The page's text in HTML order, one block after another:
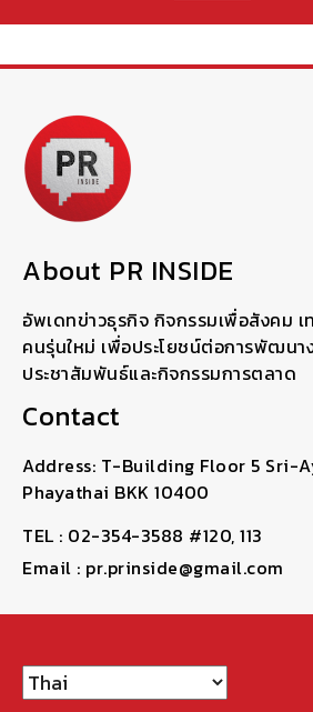
About PR INSIDE
อัพเดทข่าวธุรกิจ กิจกรรมเพื่อสังคม
คนรุ่นใหม่ เพื่อประโยชน์ต่อการพัฒนา
ประชาสัมพันธ์และกิจกรรมการตลาด
Contact
Address: T-Building Floor 5 Sri-
Phayathai BKK 10400
TEL : 02-354-3588 #120, 113
Email : pr.prinside@gmail.com